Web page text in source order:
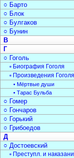
○ Барто
○ Блок
○ Булгаков
○ Бунин
В
Г
○ Гоголь
▫ Биография Гоголя
▫ Произведения Гоголя
• Мёртвые души
• Тарас Бульба
○ Гомер
○ Гончаров
○ Горький
○ Грибоедов
Д
○ Достоевский
▫ Преступл. и